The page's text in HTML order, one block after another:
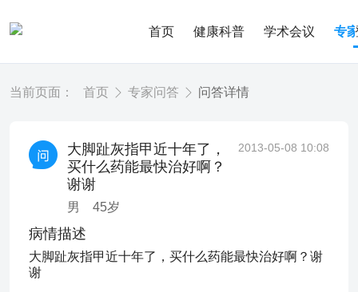
首页 健康科普 学术会议 专
当前页面： 首页 专家问答 问答详情
大脚趾灰指甲近十年了，
买什么药能最快治好啊？
谢谢
男 45岁
2013-05-08 10:08
病情描述
大脚趾灰指甲近十年了，买什么药能最快治好啊？谢
谢